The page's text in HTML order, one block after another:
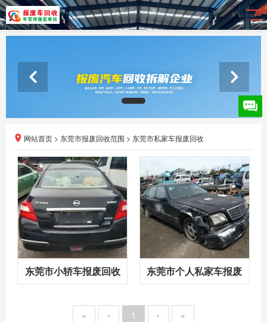
网站首页 > 东莞市报废回收范围 > 东莞市私家车报废回收
东莞市小轿车报废回收 东莞市个人私家车报废
« ‹ 1 › »